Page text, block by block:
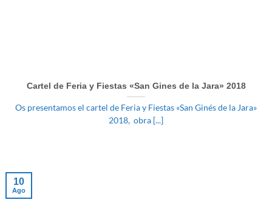
Cartel de Feria y Fiestas «San Gines de la Jara» 2018
Os presentamos el cartel de Feria y Fiestas «San Ginés de la Jara»
2018, obra [...]
10
Ago